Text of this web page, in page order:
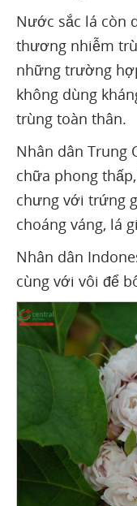
Nước sắc lá còn
thương nhiễm
những trường
không dùng
trùng toàn thân.
Nhân dân Trung
chữa phong
chưng với trứng
choáng váng, lá
Nhân dân
cùng với vôi để